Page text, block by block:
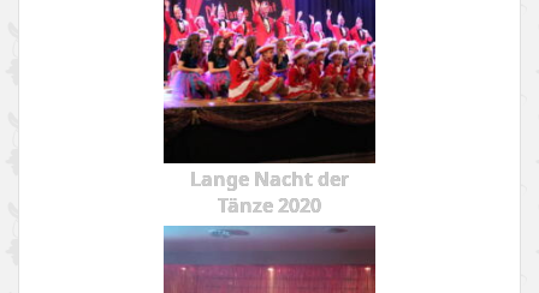
Lange Nacht der
Tänze 2020